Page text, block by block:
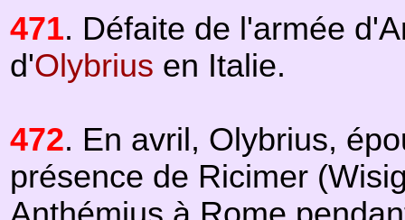
471. Défaite de l'armée
d'Olybrius en Italie.
472. En avril, Olybrius,
présence de Ricimer